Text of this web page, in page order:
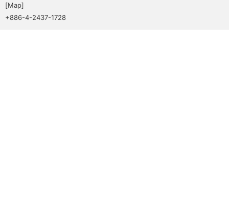
[Map]
+886-4-2437-1728